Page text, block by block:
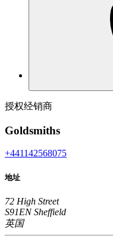
授权经销商
Goldsmiths
+441142568075
地址
72 High Street
S91EN Sheffield
英国